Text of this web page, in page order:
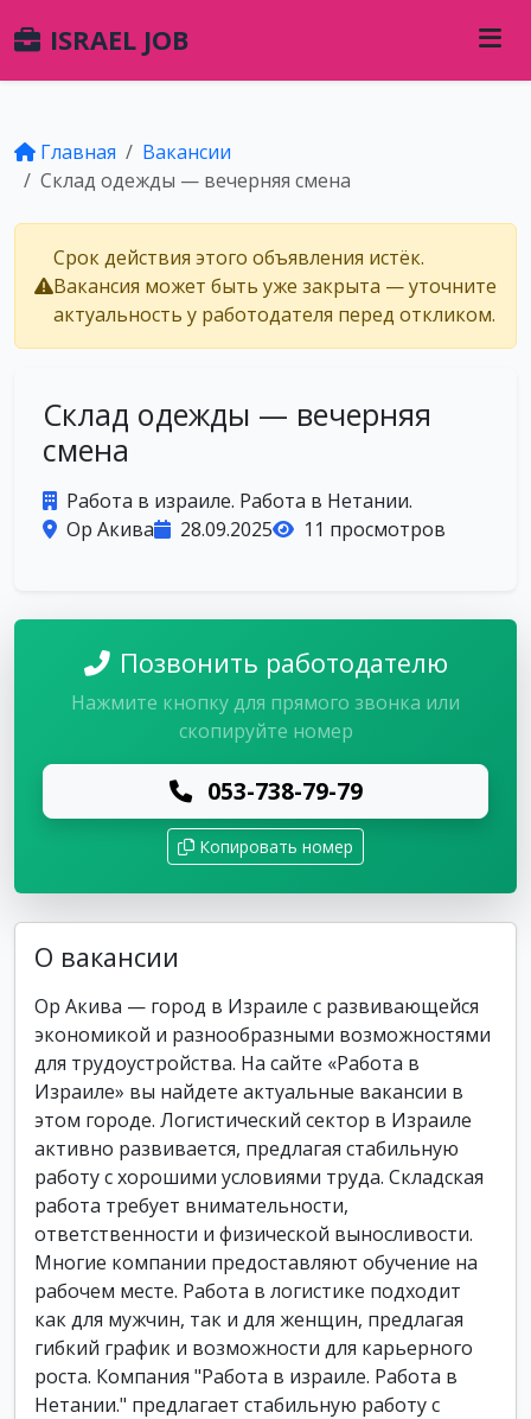
ISRAEL JOB
Главная
Вакансии
Склад одежды — вечерняя смена
Срок действия этого объявления истёк.
Вакансия может быть уже закрыта — уточните
актуальность у работодателя перед откликом.
Склад одежды — вечерняя
смена
Работа в израиле. Работа в Нетании.
Ор Акива
28.09.2025 11 просмотров
Позвонить работодателю
Нажмите кнопку для прямого звонка или
скопируйте номер
053-738-79-79
Копировать номер
О вакансии
Ор Акива — город в Израиле с развивающейся
экономикой и разнообразными возможностями
для трудоустройства. На сайте «Работа в
Израиле» вы найдете актуальные вакансии в
этом городе. Логистический сектор в Израиле
активно развивается, предлагая стабильную
работу с хорошими условиями труда. Складская
работа требует внимательности,
ответственности и физической выносливости.
Многие компании предоставляют обучение на
рабочем месте. Работа в логистике подходит
как для мужчин, так и для женщин, предлагая
гибкий график и возможности для карьерного
роста. Компания "Работа в израиле. Работа в
Нетании." предлагает стабильную работу с